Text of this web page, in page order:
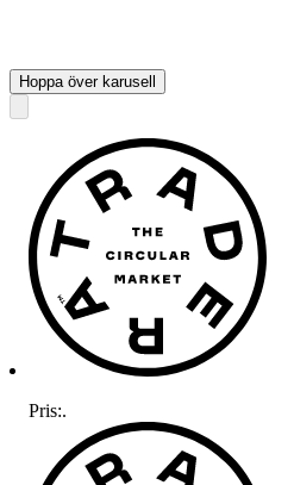
Hoppa över karusell
Pris:.